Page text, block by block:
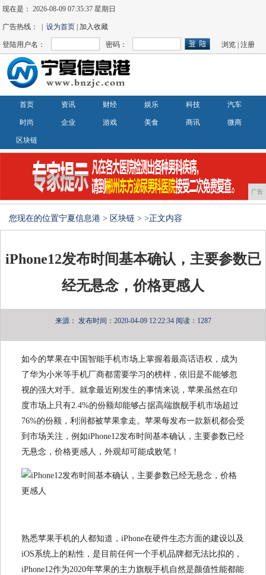
现在是：2026-08-09 07:35:38 星期日
广告热线： |设为首页 | 加入收藏
登陆用户名： 密码： 浏览 |注册
首页 资讯 财经 娱乐 科技 汽车
时尚 企业 游戏 美食 商讯 微商
区块链
广告
您现在的位置宁夏信息港 > 区块链 > >正文内容
iPhone12发布时间基本确认，主要参数已
经无悬念，价格更感人
来源： 发布时间：2020-04-09 12:22:34 阅读：1287
如今的苹果在中国智能手机市场上掌握着最高话语权，成为
了华为小米等手机厂商都需要学习的榜样，依旧是不能够忽
视的强大对手。就拿最近刚发生的事情来说，苹果虽然在印
度市场上只有2.4%的份额却能够占据高端旗舰手机市场超过
76%的份额，利润都被苹果拿走。苹果每发布一款新机都会受
到市场关注，例如iPhone12发布时间基本确认，主要参数已经
无悬念，价格更感人，外观却可能成败笔！
熟悉苹果手机的人都知道，iPhone在硬件生态方面的建设以及
iOS系统上的粘性，是目前任何一个手机品牌都无法比拟的，
iPhone12作为2020年苹果的主力旗舰手机自然是颜值性能都能